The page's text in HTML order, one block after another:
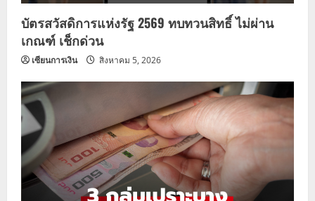
บัตรสวัสดิการแห่งรัฐ 2569 ทบทวนสิทธิ์ ไม่ผ่าน
เกณฑ์ เช็กด่วน
เซียนการเงิน สิงหาคม 5, 2026